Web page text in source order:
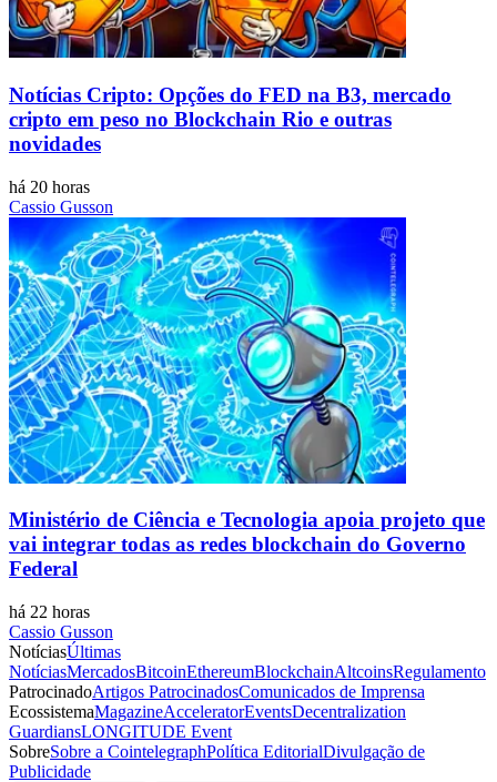
Notícias Cripto: Opções do FED na B3, mercado
cripto em peso no Blockchain Rio e outras
novidades
há 20 horas
Cassio Gusson
Ministério de Ciência e Tecnologia apoia projeto que
vai integrar todas as redes blockchain do Governo
Federal
há 22 horas
Cassio Gusson
NotíciasÚltimas
NotíciasMercadosBitcoinEthereumBlockchainAltcoinsRegulamento
PatrocinadoArtigos PatrocinadosComunicados de Imprensa
EcossistemaMagazineAcceleratorEventsDecentralization
GuardiansLONGITUDE Event
SobreSobre a CointelegraphPolítica EditorialDivulgação de
Publicidade